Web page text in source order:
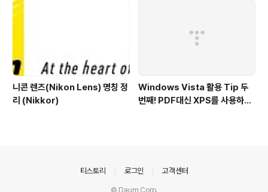
니콘 렌즈(Nikon Lens) 명칭 정
리 (Nikkor)
Windows Vista 활용 Tip 두
번째! PDF대신 XPS를 사용하여
티스토리 로그인 고객센터